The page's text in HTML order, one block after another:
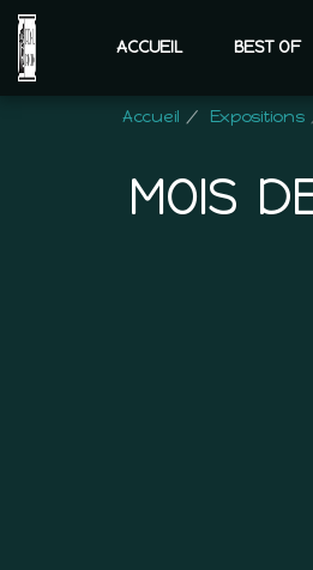
ACCUEIL BEST OF
Accueil Expositions
MOIS